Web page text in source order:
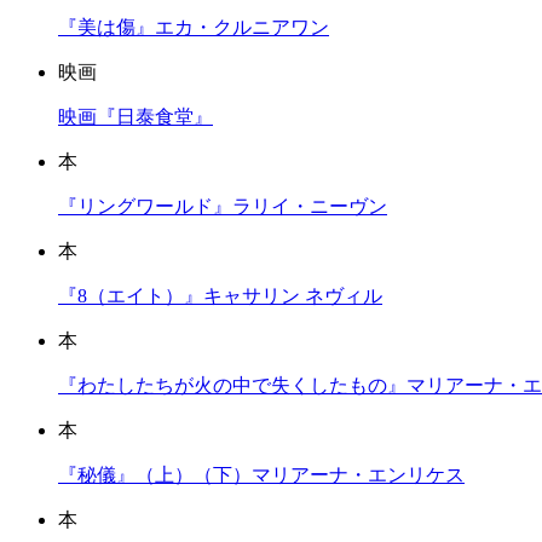
『美は傷』エカ・クルニアワン
映画
映画『日泰食堂』
本
『リングワールド』ラリイ・ニーヴン
本
『8（エイト）』キャサリン ネヴィル
本
『わたしたちが火の中で失くしたもの』マリアーナ・
本
『秘儀』（上）（下）マリアーナ・エンリケス
本